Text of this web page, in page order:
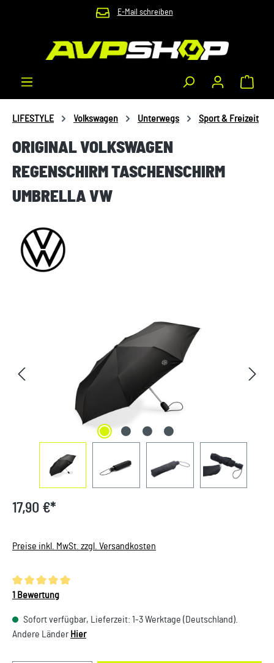
Zum Hauptinhalt springen E-Mail schreiben
LIFESTYLE Volkswagen Unterwegs Sport & Freizeit
ORIGINAL VOLKSWAGEN
REGENSCHIRM TASCHENSCHIRM
UMBRELLA VW
17,90 €*
Preise inkl. MwSt. zzgl. Versandkosten
Durchschnittliche Bewertung von 5 von 5 Sternen
1 Bewertung
Sofort verfügbar, Lieferzeit: 1-3 Werktage (Deutschland).
Andere Länder Hier